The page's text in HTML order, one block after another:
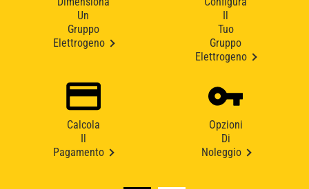
Un
Gruppo
Elettrogeno
Tuo
Gruppo
Elettrogeno
Calcola
Pagamento
Opzioni
Di
Noleggio